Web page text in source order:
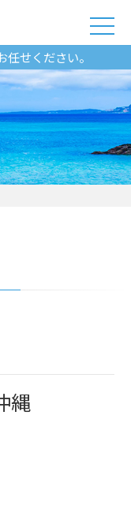
せください。
縄